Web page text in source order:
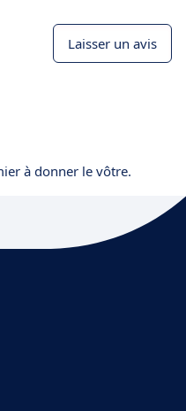
Laisser un avis
à donner le vôtre.